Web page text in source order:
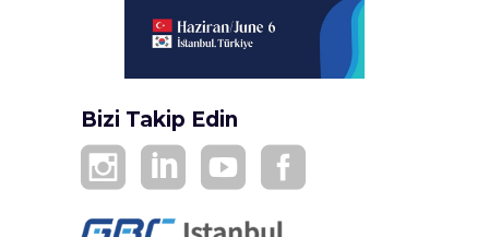
Bizi Takip Edin